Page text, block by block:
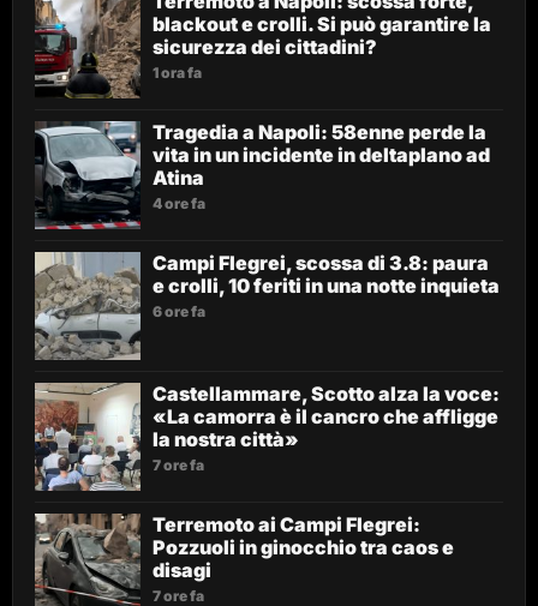
blackout e crolli. Si può garantire la
sicurezza dei cittadini?
1 ora fa
Tragedia a Napoli: 58enne perde la
vita in un incidente in deltaplano ad
Atina
4 ore fa
Campi Flegrei, scossa di 3.8: paura
e crolli, 10 feriti in una notte inquieta
6 ore fa
Castellammare, Scotto alza la voce:
«La camorra è il cancro che affligge
la nostra città»
7 ore fa
Terremoto ai Campi Flegrei:
Pozzuoli in ginocchio tra caos e
disagi
7 ore fa